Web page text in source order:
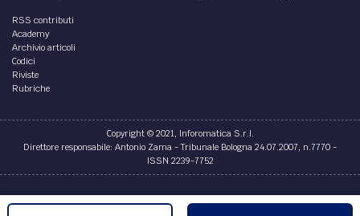
diVincenzo Gattullo
DIRITTO /
mobiliare: Il pignoramento del dominio
[Nota- Gli autori hanno compiuto ogni ragionevole sforzo
per assicurare che i materiali ed i contenuti della presente
pubblicazione fossero attentamente...
diVincenzo Gattullo